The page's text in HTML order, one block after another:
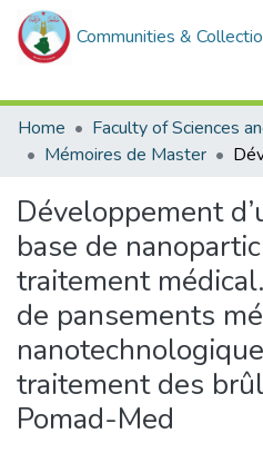
Communities &
Home
Mémoires de Master
Développement
base de
traitement
de pansements
traitement des
Pomad-Med